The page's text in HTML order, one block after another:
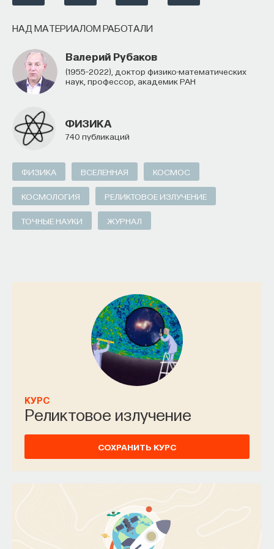
НАД МАТЕРИАЛОМ РАБОТАЛИ
Валерий Рубаков
(1955–2022), доктор физико-математических
наук, профессор, академик РАН
ФИЗИКА
740 публикаций
ФИЗИКА ВСЕЛЕННАЯ КОСМОС
КОСМОЛОГИЯ РЕЛИКТОВОЕ ИЗЛУЧЕНИЕ
ТОЧНЫЕ НАУКИ ЖУРНАЛ
КУРС
Реликтовое излучение
СОХРАНИТЬ КУРС